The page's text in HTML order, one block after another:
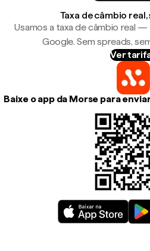
Taxa de câmbio
Usamos a taxa de câmbio real
Google. Sem spreads,
Ver
Baixe o app da Morse para